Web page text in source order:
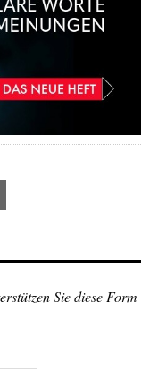
Sie diese Form